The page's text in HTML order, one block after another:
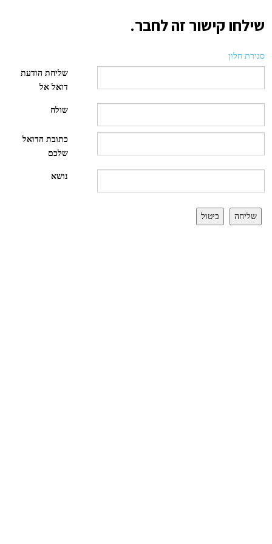
שילחו קישור זה לחבר.
סגירת חלון
שליחת הודעת
דואל אל
שולח
כתובת הדואל
שלכם
נושא
שליחה ביטול